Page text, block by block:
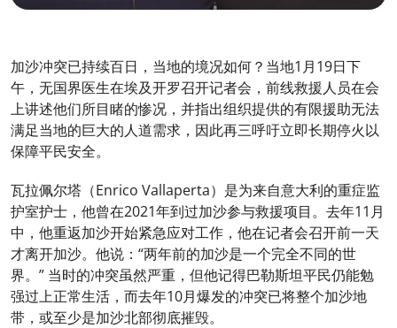
加沙冲突已持续百日，当地的境况如何？当地1月19日下
午，无国界医生在埃及开罗召开记者会，前线救援人员在会
上讲述他们所目睹的惨况，并指出组织提供的有限援助无法
满足当地的巨大的人道需求，因此再三呼吁立即长期停火以
保障平民安全。
瓦拉佩尔塔（Enrico Vallaperta）是为来自意大利的重症监
护室护士，他曾在2021年到过加沙参与救援项目。去年11月
中，他重返加沙开始紧急应对工作，他在记者会召开前一天
才离开加沙。他说：“两年前的加沙是一个完全不同的世
界。” 当时的冲突虽然严重，但他记得巴勒斯坦平民仍能勉
强过上正常生活，而去年10月爆发的冲突已将整个加沙地
带，或至少是加沙北部彻底摧毁。